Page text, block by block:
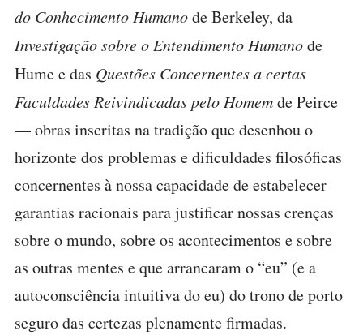
do Conhecimento Humanode Berkeley, da
Investigação sobre o Entendimento Humanode
Hume e das Questões Concernentes a certas
Faculdades Reivindicadas pelo Homemde Peirce
— obras inscritas na tradição que desenhou o
horizonte dos problemas e dificuldades filosóficas
concernentes à nossa capacidade de estabelecer
garantias racionais para justificar nossas crenças
sobre o mundo, sobre os acontecimentos e sobre
as outras mentes e que arrancaram o “eu” (e a
autoconsciência intuitiva do eu) do trono de porto
seguro das certezas plenamente firmadas.